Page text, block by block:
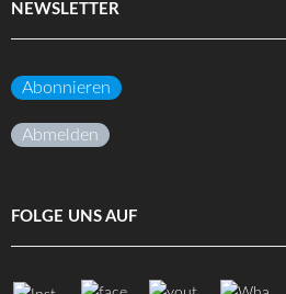
NEWSLETTER
Abonnieren
Abmelden
FOLGE UNS AUF